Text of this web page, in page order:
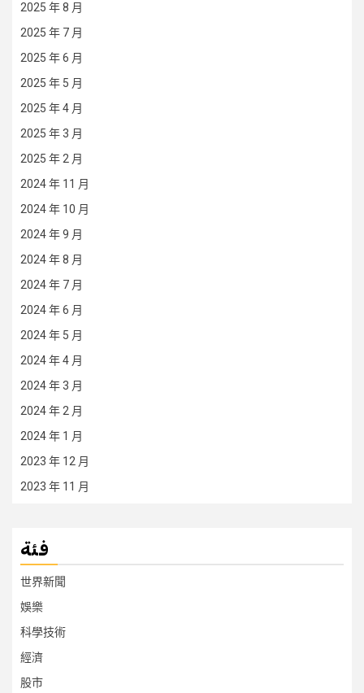
2025 年 8 月
2025 年 7 月
2025 年 6 月
2025 年 5 月
2025 年 4 月
2025 年 3 月
2025 年 2 月
2024 年 11 月
2024 年 10 月
2024 年 9 月
2024 年 8 月
2024 年 7 月
2024 年 6 月
2024 年 5 月
2024 年 4 月
2024 年 3 月
2024 年 2 月
2024 年 1 月
2023 年 12 月
2023 年 11 月
فئة
世界新聞
娛樂
科學技術
經濟
股市